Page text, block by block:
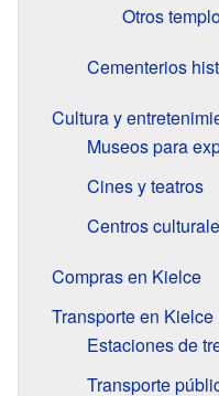
Otros
Cementerios
Cultura y
Museos para
Cines y teatros
Centros
Compras en Kielce
Transporte en Kielce
Estaciones de
Transporte